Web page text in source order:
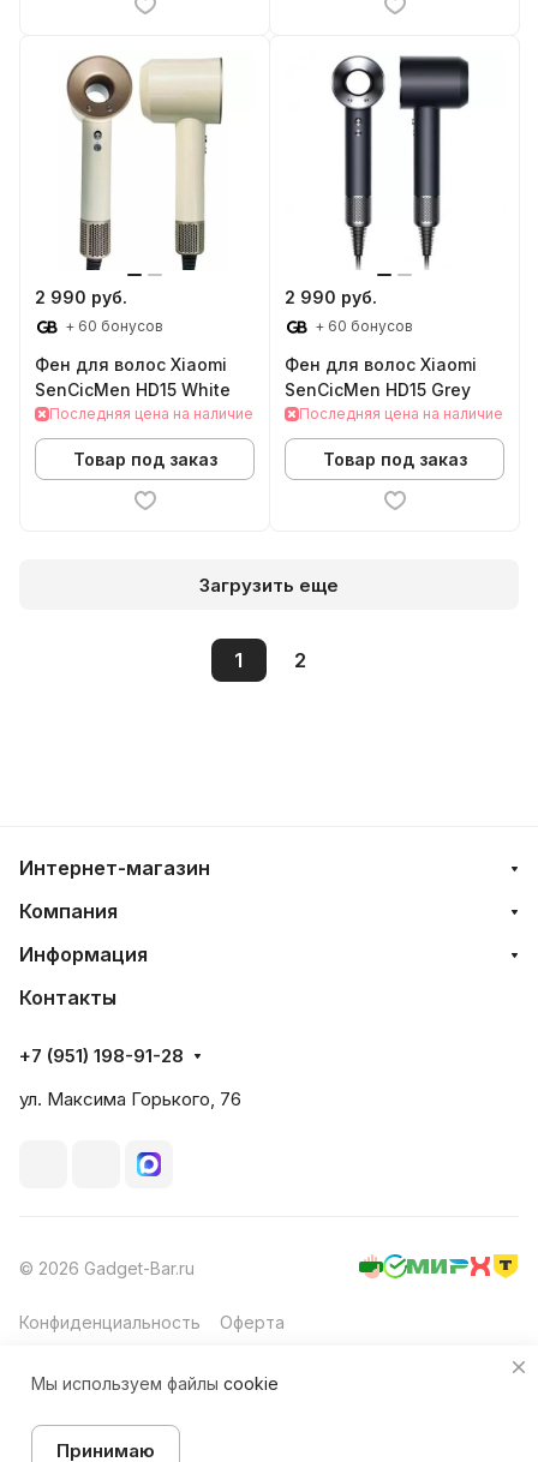
2 990 руб.
+ 60 бонусов
Фен для волос Xiaomi
SenCicMen HD15 White
Последняя цена на наличие
Товар под заказ
2 990 руб.
+ 60 бонусов
Фен для волос Xiaomi
SenCicMen HD15 Grey
Последняя цена на наличие
Товар под заказ
Загрузить еще
1 2
Интернет-магазин
Компания
Информация
Контакты
+7 (951) 198-91-28
ул. Максима Горького, 76
© 2026 Gadget-Bar.ru
Конфиденциальность Оферта
Мы используем файлы cookie
Принимаю